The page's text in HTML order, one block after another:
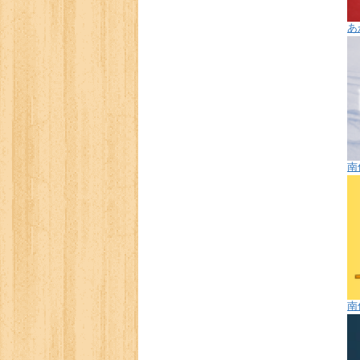
あ
南
南